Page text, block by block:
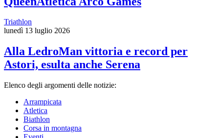
Triathlon
lunedì 13 luglio 2026
Alla LedroMan vittoria e record per
Astori, esulta anche Serena
Elenco degli argomenti delle notizie:
Arrampicata
Atletica
Biathlon
Corsa in montagna